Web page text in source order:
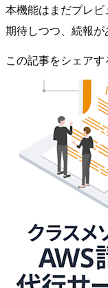
本機能はまだプレ
期待しつつ、続報が
この記事をシェアす